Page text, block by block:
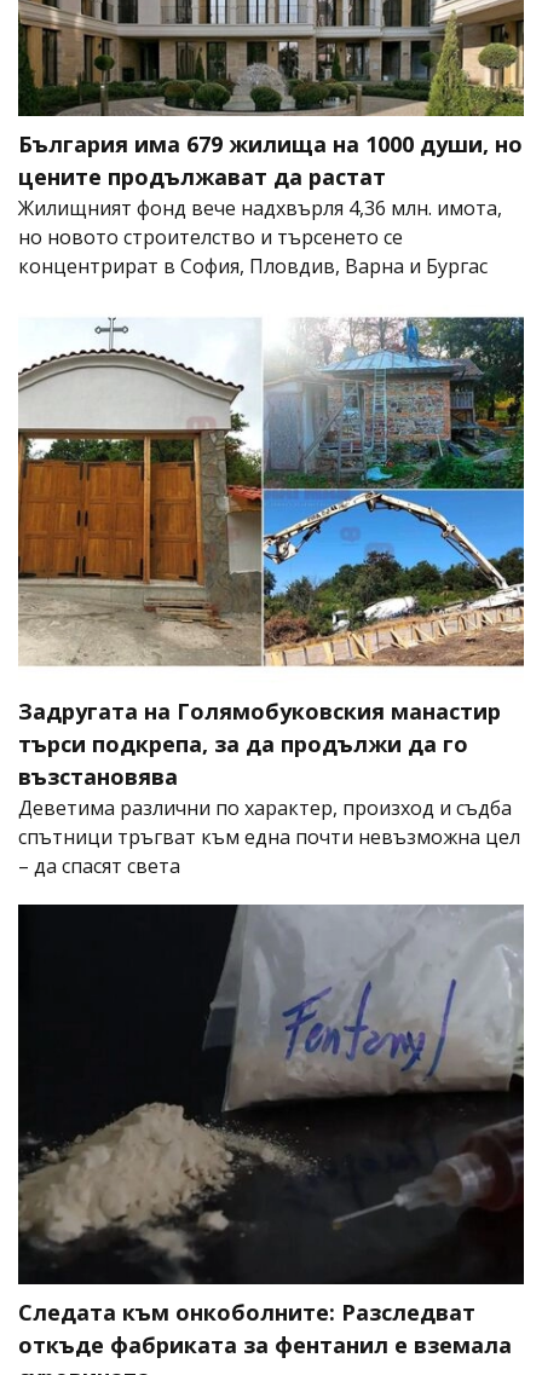
България има 679 жилища на 1000 души, но
цените продължават да растат
Жилищният фонд вече надхвърля 4,36 млн. имота,
но новото строителство и търсенето се
концентрират в София, Пловдив, Варна и Бургас
Задругата на Голямобуковския манастир
търси подкрепа, за да продължи да го
възстановява
Деветима различни по характер, произход и съдба
спътници тръгват към една почти невъзможна цел
– да спасят света
Следата към онкоболните: Разследват
откъде фабриката за фентанил е вземала